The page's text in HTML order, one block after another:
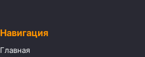
Навигация
Главная